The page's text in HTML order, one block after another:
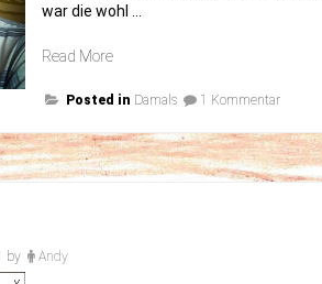
war die wohl …
Read More„Der
an
Welt
fast
Posted in Damals 1 Kommentarzu
an
dem
Welt
by Andy